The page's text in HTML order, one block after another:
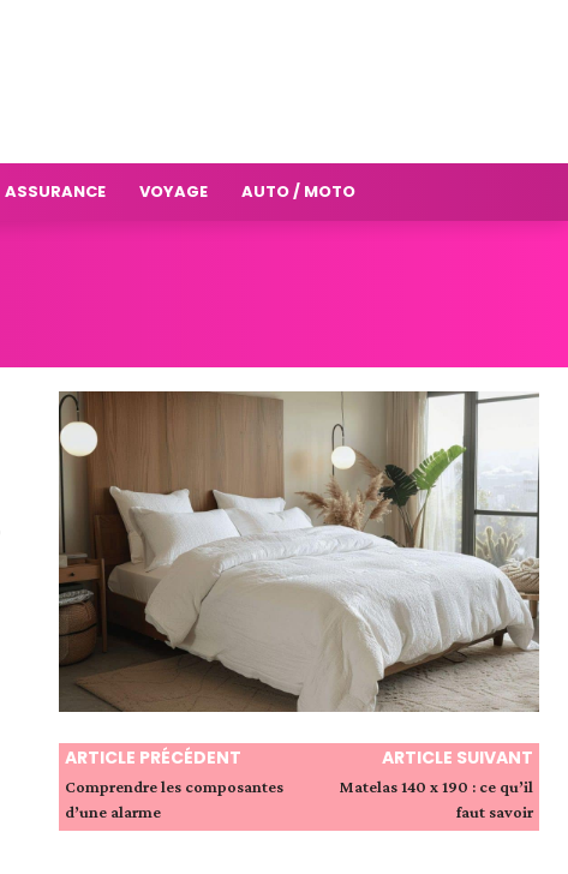
ASSURANCE VOYAGE AUTO / MOTO
ARTICLE PRÉCÉDENT
Comprendre les composantes
d’une alarme
ARTICLE SUIVANT
Matelas 140 x 190 : ce qu’il
faut savoir